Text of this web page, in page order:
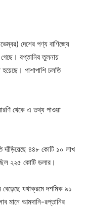
দেশের পণ্য বাণিজ্যে
রপ্তানির তুলনায়
পাশাপাশি চলতি
থেকে এ তথ্য পাওয়া
দাঁড়িয়েছে ৪৪৮ কোটি ১০ লাখ
২২৫ কোটি ডলার।
যথাক্রমে দশমিক ৯১
মানে আমদানি-রপ্তানির